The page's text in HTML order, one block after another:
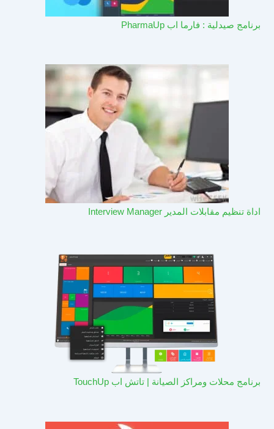
برنامج صيدلية : فارما اب PharmaUp​
اداة تنظيم مقابلات المدير Interview Manager
برنامج محلات ومراكز الصيانة | تاتش اب TouchUp